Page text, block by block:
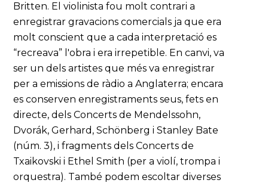
Britten. El violinista fou molt contrari a
enregistrar gravacions comercials ja que era
molt conscient que a cada interpretació es
“recreava” l'obra i era irrepetible. En canvi, va
ser un dels artistes que més va enregistrar
per a emissions de ràdio a Anglaterra; encara
es conserven enregistraments seus, fets en
directe, dels Concerts de Mendelssohn,
Dvorák, Gerhard, Schönberg i Stanley Bate
(núm. 3), i fragments dels Concerts de
Txaikovski i Ethel Smith (per a violí, trompa i
orquestra). També podem escoltar diverses